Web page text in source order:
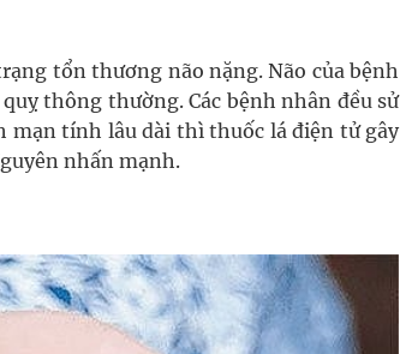
tổn thương não nặng. Não của bệnh
thông thường. Các bệnh nhân đều sử
mạn tính lâu dài thì thuốc lá điện tử gây
nhấn mạnh.